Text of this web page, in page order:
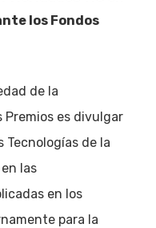
los Fondos
de la
es divulgar
Tecnologías de la
las
en los
para la